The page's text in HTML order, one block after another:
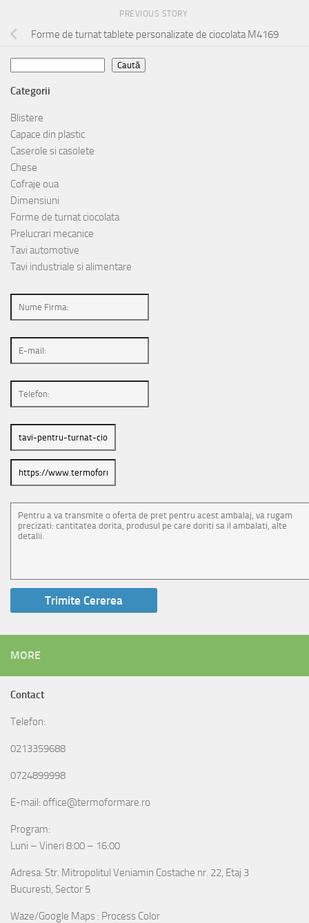
PREVIOUS STORY
Forme de turnat tablete personalizate de ciocolata M4169
Caută
Categorii
Blistere
Capace din plastic
Caserole si casolete
Chese
Cofraje oua
Dimensiuni
Forme de turnat ciocolata
Prelucrari mecanice
Tavi automotive
Tavi industriale si alimentare
MORE
Contact
Telefon:
0213359688
0724899998
E-mail: office@termoformare.ro
Program:
Luni – Vineri 8:00 – 16:00
Adresa: Str. Mitropolitul Veniamin Costache nr. 22, Etaj 3
Bucuresti, Sector 5
Waze/Google Maps : Process Color